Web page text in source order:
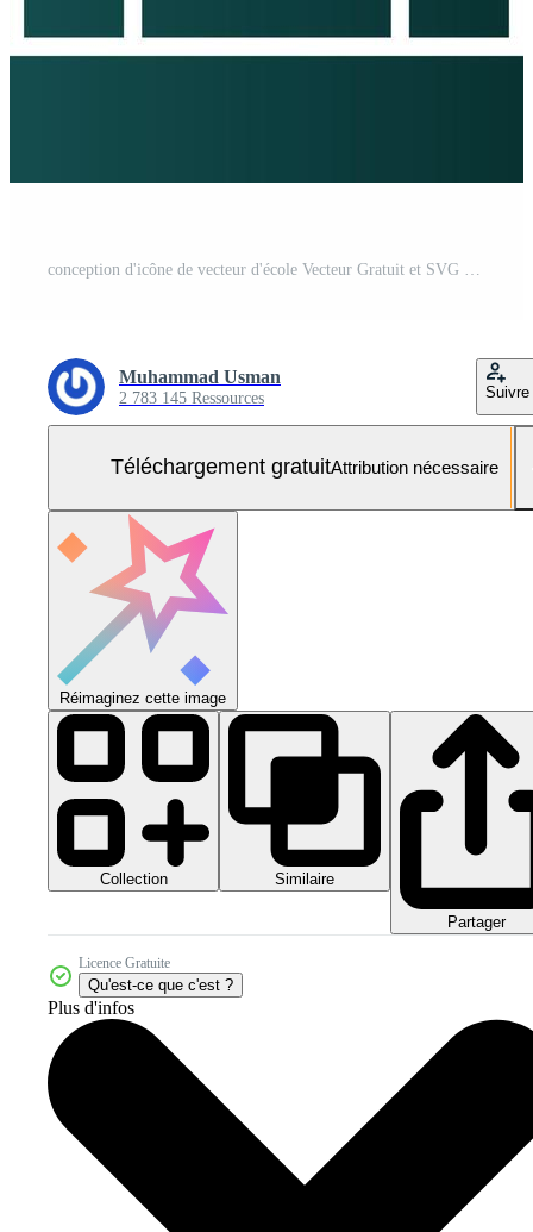
Muhammad Usman
2 783 145 Ressources Suivre
Téléchargement gratuitAttribution nécessaire
Réimaginez cette image
Collection Similaire
Partager
Licence Gratuite
Qu'est-ce que c'est ?
Plus d'infos